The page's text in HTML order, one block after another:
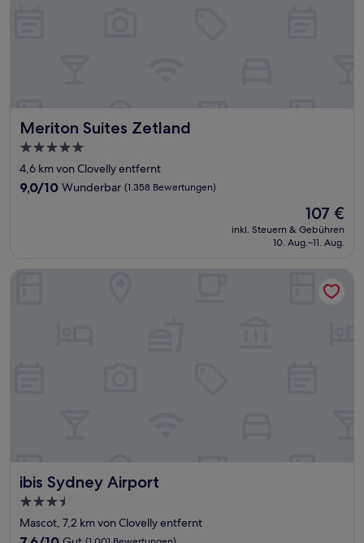
Meriton Suites Zetland
Meriton Suites Zetland
5.0-
Sterne-
Unterkunft
4,6 km von Clovelly entfernt
9.0
9,0/10 Wunderbar (1.358 Bewertungen)
Der
Preis
beträgt
107 €
inkl. Steuern & Gebühren
10. Aug.–11. Aug.
ibis Sydney Airport
ibis Sydney Airport
3.5-
Sterne-
Unterkunft
Mascot, 7,2 km von Clovelly entfernt
7.6
ibis Sydney Airport